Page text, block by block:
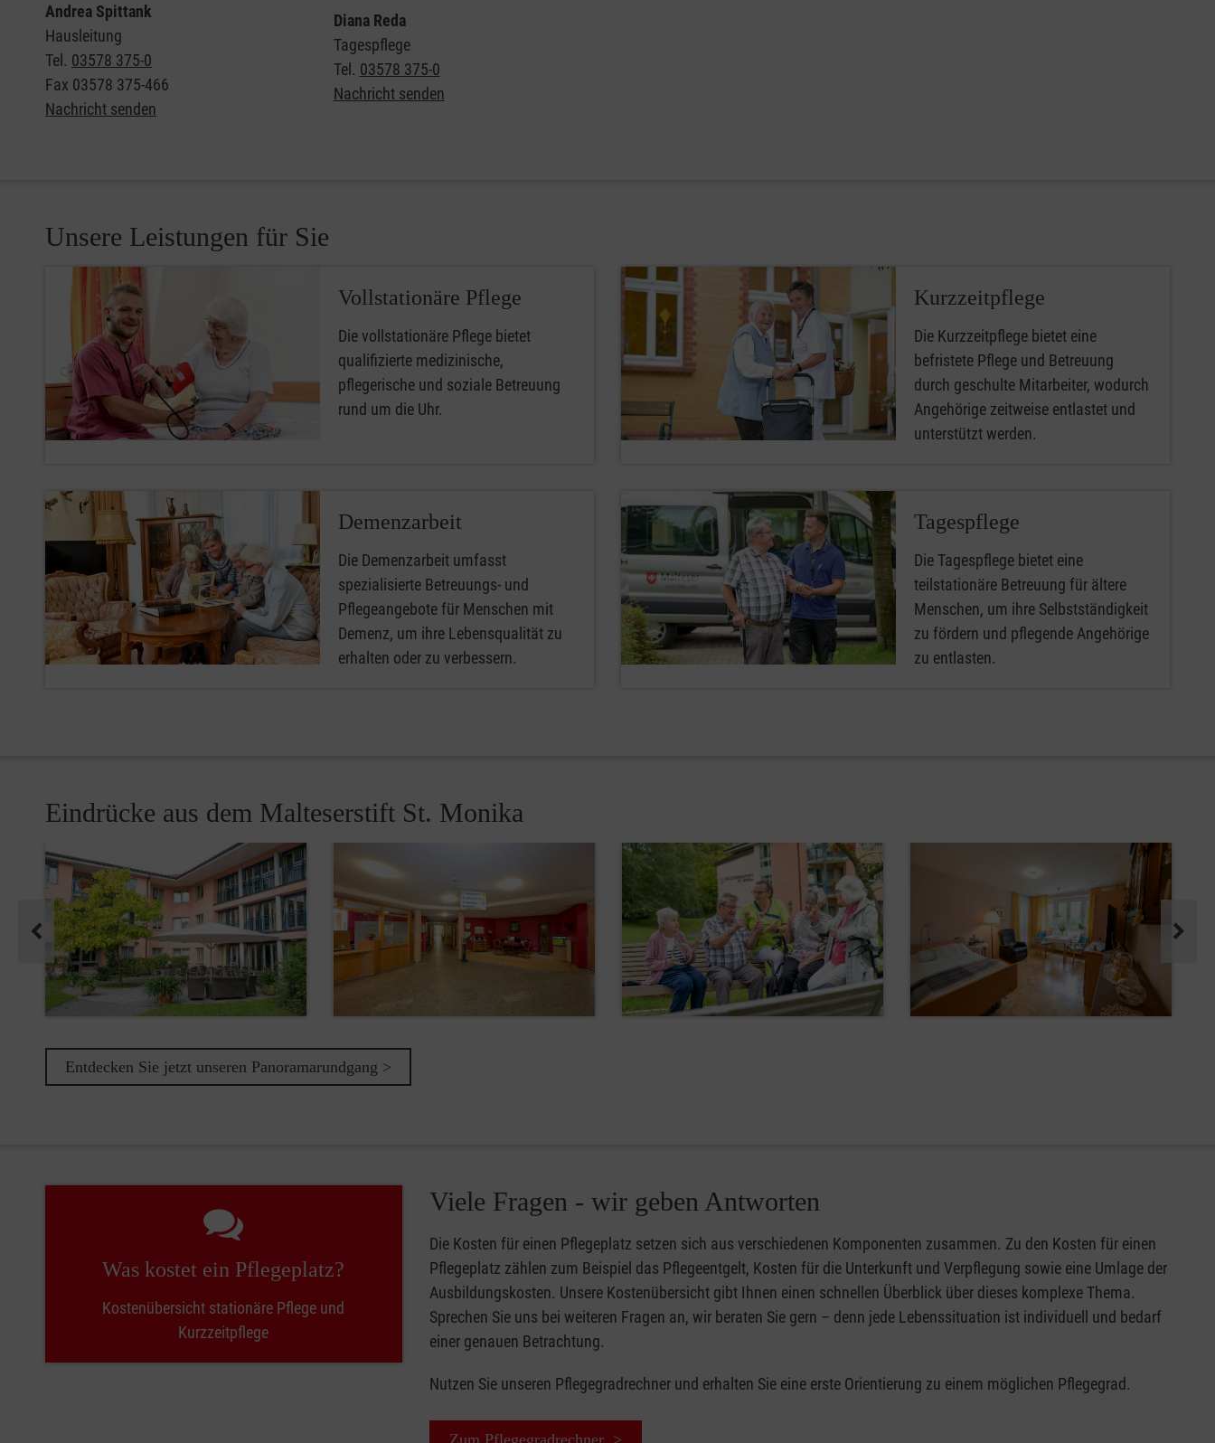
Andrea Spittank
Hausleitung
Tel. 03578 375-0
Fax 03578 375-466
Nachricht senden
Diana Reda
Tagespflege
Tel. 03578 375-0
Nachricht senden
Unsere Leistungen für Sie
Vollstationäre Pflege
Die vollstationäre Pflege bietet
qualifizierte medizinische,
pflegerische und soziale Betreuung
rund um die Uhr.
Kurzzeitpflege
Die Kurzzeitpflege bietet eine
befristete Pflege und Betreuung
durch geschulte Mitarbeiter, wodurch
Angehörige zeitweise entlastet und
unterstützt werden.
Demenzarbeit
Die Demenzarbeit umfasst
spezialisierte Betreuungs- und
Pflegeangebote für Menschen mit
Demenz, um ihre Lebensqualität zu
erhalten oder zu verbessern.
Tagespflege
Die Tagespflege bietet eine
teilstationäre Betreuung für ältere
Menschen, um ihre Selbstständigkeit
zu fördern und pflegende Angehörige
zu entlasten.
Eindrücke aus dem Malteserstift St. Monika
Pause
Entdecken Sie jetzt unseren Panoramarundgang >
Was kostet ein Pflegeplatz?
Kostenübersicht stationäre Pflege und
Kurzzeitpflege
Viele Fragen - wir geben Antworten
Die Kosten für einen Pflegeplatz setzen sich aus verschiedenen Komponenten zusammen. Zu den Kosten für einen
Pflegeplatz zählen zum Beispiel das Pflegeentgelt, Kosten für die Unterkunft und Verpflegung sowie eine Umlage der
Ausbildungskosten. Unsere Kostenübersicht gibt Ihnen einen schnellen Überblick über dieses komplexe Thema.
Sprechen Sie uns bei weiteren Fragen an, wir beraten Sie gern – denn jede Lebenssituation ist individuell und bedarf
einer genauen Betrachtung.
Nutzen Sie unseren Pflegegradrechner und erhalten Sie eine erste Orientierung zu einem möglichen Pflegegrad.